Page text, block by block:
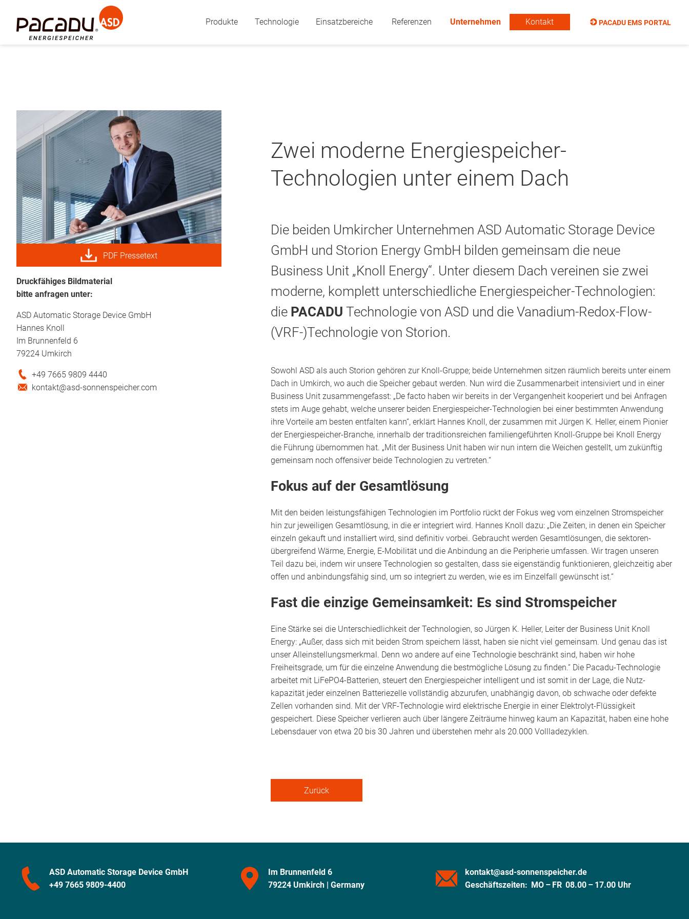
Produkte Technologie Einsatzbereiche Referenzen Unternehmen Kontakt PACADU EMS PORTAL
PDF Pressetext
Druckfähiges Bildmaterial
bitte anfragen unter:
ASD Automatic Storage Device GmbH
Hannes Knoll
Im Brunnenfeld 6
79224 Umkirch
+49 7665 9809 4440
kontakt@asd-sonnenspeicher.com
Zwei moderne Energiespeicher-
Technologien unter einem Dach
Die beiden Umkircher Unternehmen ASD Automatic Storage Device
GmbH und Storion Energy GmbH bilden gemeinsam die neue
Business Unit „Knoll Energy“. Unter diesem Dach vereinen sie zwei
moderne, komplett unterschiedliche Energiespeicher-Technologien:
die PACADU Technologie von ASD und die Vanadium-Redox-Flow-
(VRF-)Technologie von Storion.
Sowohl ASD als auch Storion gehören zur Knoll-Gruppe; beide Unternehmen sitzen räumlich bereits unter einem
Dach in Umkirch, wo auch die Speicher gebaut werden. Nun wird die Zusammenarbeit intensiviert und in einer
Business Unit zusammengefasst: „De facto haben wir bereits in der Vergangenheit kooperiert und bei Anfragen
stets im Auge gehabt, welche unserer beiden Energiespeicher-Technologien bei einer bestimmten Anwendung
ihre Vorteile am besten entfalten kann“, erklärt Hannes Knoll, der zusammen mit Jürgen K. Heller, einem Pionier
der Energiespeicher-Branche, innerhalb der traditionsreichen familiengeführten Knoll-Gruppe bei Knoll Energy
die Führung übernommen hat. „Mit der Business Unit haben wir nun intern die Weichen gestellt, um zukünftig
gemeinsam noch offensiver beide Technologien zu vertreten.“
Fokus auf der Gesamtlösung
Mit den beiden leistungsfähigen Technologien im Portfolio rückt der Fokus weg vom einzelnen Stromspeicher
hin zur jeweiligen Gesamtlösung, in die er integriert wird. Hannes Knoll dazu: „Die Zeiten, in denen ein Speicher
einzeln gekauft und installiert wird, sind definitiv vorbei. Gebraucht werden Gesamtlösungen, die sektoren­
übergreifend Wärme, Energie, E-Mobilität und die Anbindung an die Peripherie umfassen. Wir tragen unseren
Teil dazu bei, indem wir unsere Technologien so gestalten, dass sie eigenständig funktionieren, gleichzeitig aber
offen und anbindungsfähig sind, um so integriert zu werden, wie es im Einzelfall gewünscht ist.“
Fast die einzige Gemeinsamkeit: Es sind Stromspeicher
Eine Stärke sei die Unterschiedlichkeit der Technologien, so Jürgen K. Heller, Leiter der Business Unit Knoll
Energy: „Außer, dass sich mit beiden Strom speichern lässt, haben sie nicht viel gemeinsam. Und genau das ist
unser Alleinstellungsmerkmal. Denn wo andere auf eine Technologie beschränkt sind, haben wir hohe
Freiheitsgrade, um für die einzelne Anwendung die bestmögliche Lösung zu finden.“ Die Pacadu-Technologie
arbeitet mit LiFePO4-Batterien, steuert den Energiespeicher intelligent und ist somit in der Lage, die Nutz­
kapazität jeder einzelnen Batteriezelle vollständig abzurufen, unabhängig davon, ob schwache oder defekte
Zellen vorhanden sind. Mit der VRF-Technologie wird elektrische Energie in einer Elektrolyt-Flüssigkeit
gespeichert. Diese Speicher verlieren auch über längere Zeiträume hinweg kaum an Kapazität, haben eine hohe
Lebensdauer von etwa 20 bis 30 Jahren und überstehen mehr als 20.000 Vollladezyklen.
Zurück
ASD Automatic Storage Device GmbH
+49 7665 9809-4400
Im Brunnenfeld 6
79224 Umkirch | Germany
kontakt@asd-sonnenspeicher.de
Geschäftszeiten: MO – FR 08.00 – 17.00 Uhr